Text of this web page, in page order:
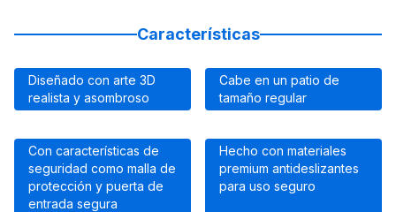
Características
Diseñado con arte 3D
realista y asombroso
Cabe en un patio de
tamaño regular
Con características de
seguridad como malla de
protección y puerta de
entrada segura
Hecho con materiales
premium antideslizantes
para uso seguro